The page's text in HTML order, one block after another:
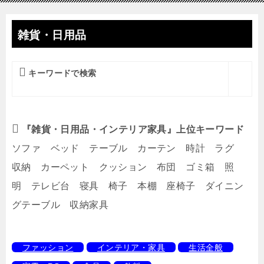
雑貨・日用品
キーワードで検索
『雑貨・日用品・インテリア家具』上位キーワード
ソファ ベッド テーブル カーテン 時計 ラグ
収納 カーペット クッション 布団 ゴミ箱 照
明 テレビ台 寝具 椅子 本棚 座椅子 ダイニン
グテーブル 収納家具
ファッション インテリア・家具
生活全般